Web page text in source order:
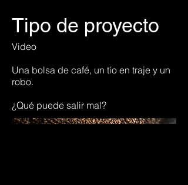
Tipo de proyecto
Video
Una bolsa de café, un tío en traje y un
robo.
¿Qué puede salir mal?